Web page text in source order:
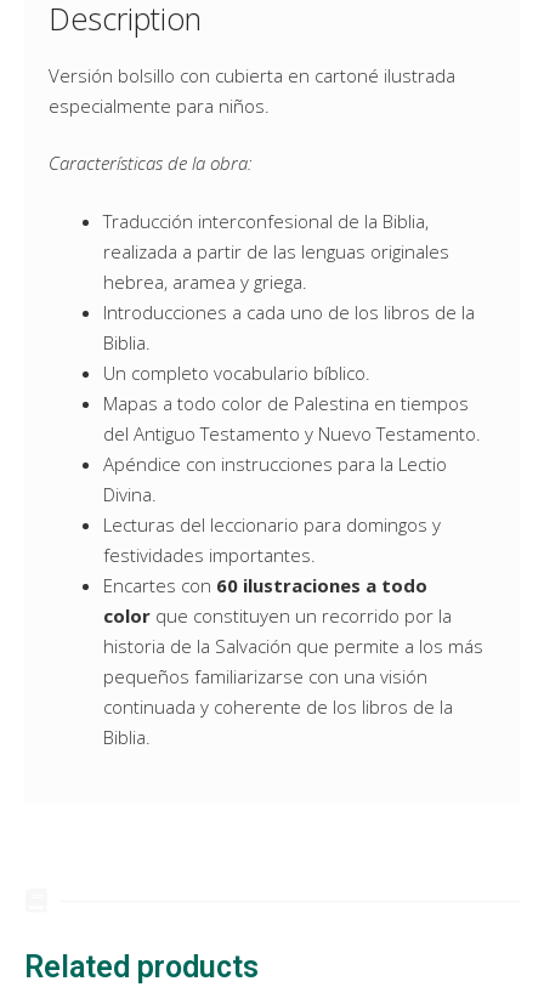
Description
Versión bolsillo con cubierta en cartoné ilustrada
especialmente para niños.
Características de la obra:
Traducción interconfesional de la Biblia,
realizada a partir de las lenguas originales
hebrea, aramea y griega.
Introducciones a cada uno de los libros de la
Biblia.
Un completo vocabulario bíblico.
Mapas a todo color de Palestina en tiempos
del Antiguo Testamento y Nuevo Testamento.
Apéndice con instrucciones para la Lectio
Divina.
Lecturas del leccionario para domingos y
festividades importantes.
Encartes con 60 ilustraciones a todo
color que constituyen un recorrido por la
historia de la Salvación que permite a los más
pequeños familiarizarse con una visión
continuada y coherente de los libros de la
Biblia.
Related products